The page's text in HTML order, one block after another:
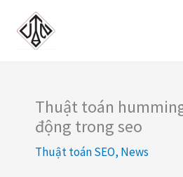
Thuật toán
động trong seo
Thuật toán SEO, News